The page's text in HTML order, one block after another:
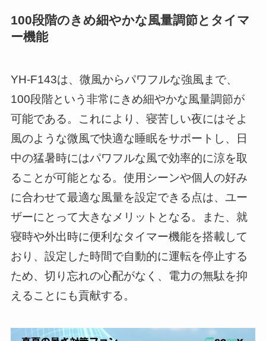
100段階のきめ細やかな風量調節とタイマ
ー機能
YH-F143は、微風からパワフルな強風まで、
100段階という非常にきめ細やかな風量調節が
可能である。これにより、寝苦しい夜にはそよ
風のような微風で快適な睡眠をサポートし、日
中の猛暑時にはパワフルな風で効率的に涼を取
ることが可能となる。使用シーンや個人の好み
に合わせて最適な風量を設定できる点は、ユー
ザーにとって大きなメリットとなる。また、就
寝時や外出時に便利なタイマー機能を搭載して
おり、設定した時間で自動的に運転を停止する
ため、切り忘れの心配がなく、電力の無駄を抑
えることにも貢献する。